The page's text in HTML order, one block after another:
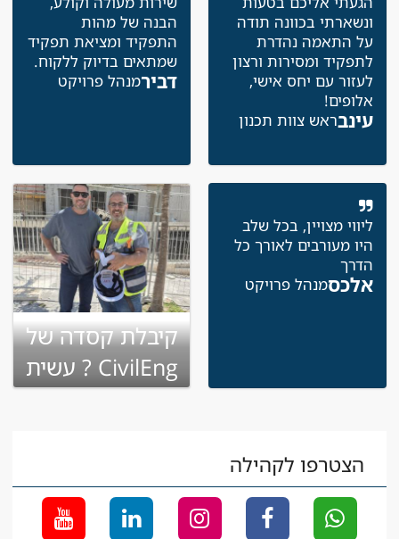
ונשארתי בכוונה תודה
על התאמה נהדרת
לתפקיד ומסירות ורצון
לעזור עם יחס אישי,
אלופים!
עינבראש צוות תכנון
הבנה של מהות
התפקיד ומציאת תפקיד
שמתאים בדיוק ללקוח.
דבירמנהל פרויקט
ליווי מצויין, בכל שלב
היו מעורבים לאורך כל
הדרך
אלכסמנהל פרויקט
קיבלת קסדה של
CivilEng ? עשית
שינוי בקריירה
הצטרפו לקהילה